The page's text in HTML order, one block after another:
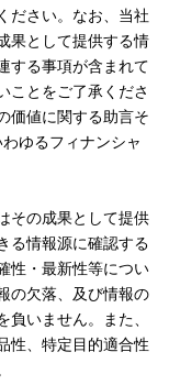
ださい。なお、当社
果として提供する情
する事項が含まれて
ことをご了承くださ
価値に関する助言そ
ゆるフィナンシャ
その成果として提供
る情報源に確認する
性・最新性等につい
の欠落、及び情報の
いません。また、
性、特定目的適合性